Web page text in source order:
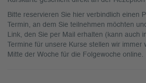
Bitte reservieren Sie hier verbindlich einen
Termin, an dem Sie teilnehmen möchten
Link, den Sie per Mail erhalten (kann auch
Termine für unsere Kurse stellen wir immer
Mitte der Woche für die Folgewoche online.